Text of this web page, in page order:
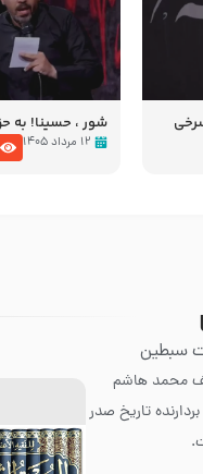
شور ، حسینا! به‌
عزاداری شب هفتم
۱۲ مرداد ۱۴۰۵
سبطین
محمد هاشم
تاریخ صدر